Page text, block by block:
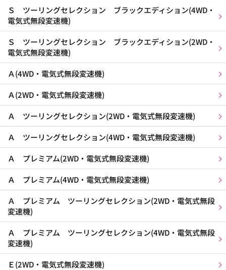
Ｓ ツーリングセレクション ブラックエディション(4WD・
電気式無段変速機)
Ｓ ツーリングセレクション ブラックエディション(2WD・
電気式無段変速機)
Ａ(4WD・電気式無段変速機)
Ａ(2WD・電気式無段変速機)
Ａ ツーリングセレクション(2WD・電気式無段変速機)
Ａ ツーリングセレクション(4WD・電気式無段変速機)
Ａ プレミアム(2WD・電気式無段変速機)
Ａ プレミアム(4WD・電気式無段変速機)
Ａ プレミアム ツーリングセレクション(2WD・電気式無段
変速機)
Ａ プレミアム ツーリングセレクション(4WD・電気式無段
変速機)
Ｅ(2WD・電気式無段変速機)